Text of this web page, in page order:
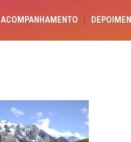
ACOMPANHAMENTO